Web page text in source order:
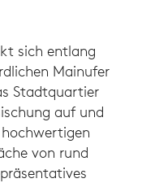
sich entlang
Mainufer
Stadtquartier
auf und
von rund